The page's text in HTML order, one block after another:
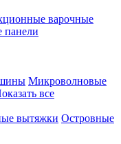
варочные
панели
Микроволновые
все
вытяжки Островные